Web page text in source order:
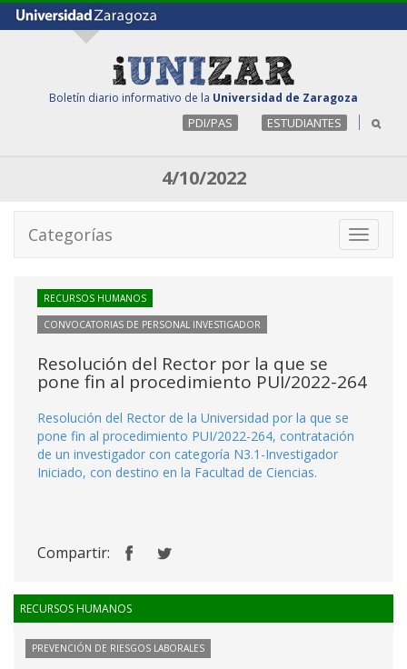
Boletín diario informativo de la Universidad de Zaragoza
PDI/PAS ESTUDIANTES
4/10/2022
Toggle
Categorías
RECURSOS HUMANOS
CONVOCATORIAS DE PERSONAL INVESTIGADOR
Resolución del Rector por la que se
pone fin al procedimiento PUI/2022-264
Resolución del Rector de la Universidad por la que se
pone fin al procedimiento PUI/2022-264, contratación
de un investigador con categoría N3.1-Investigador
Iniciado, con destino en la Facultad de Ciencias.
Compartir:
RECURSOS HUMANOS
PREVENCIÓN DE RIESGOS LABORALES